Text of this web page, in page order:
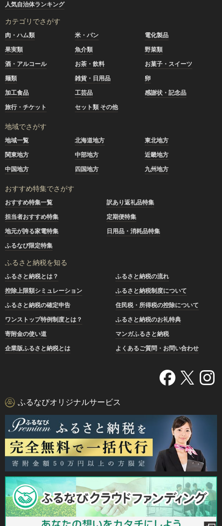
人気自治体ランキング
カテゴリでさがす
肉・ハム類 米・パン
電化製品
果実類
魚介類
野菜類
酒・アルコール
お茶・飲料
お菓子・スイーツ
麺類
雑貨・日用品
卵
加工食品
工芸品
感謝状・記念品
旅行・チケット
セット類 その他
地域でさがす
地域一覧 北海道地方
東北地方
関東地方
中部地方
近畿地方
中国地方
四国地方 九州地方
おすすめ特集でさがす
おすすめ特集一覧
訳あり返礼品特集
担当者おすすめ特集
定期便特集
地元が誇る家電特集
日用品・消耗品特集
ふるなび限定特集
ふるさと納税を知る
ふるさと納税とは？
ふるさと納税の流れ
控除上限額シミュレーション
ふるさと納税制度について
ふるさと納税の確定申告
住民税・所得税の控除について
ワンストップ特例制度とは？
ふるさと納税のお礼特典
寄附金の使い道
マンガふるさと納税
企業版ふるさと納税とは
よくあるご質問・お問い合わせ
ふるなびオリジナルサービス